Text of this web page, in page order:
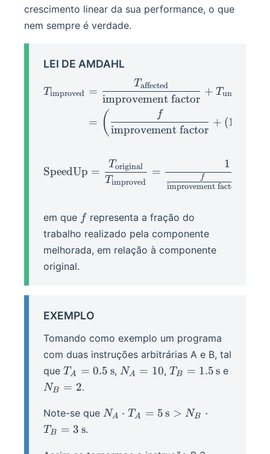
crescimento linear da sua performance, o que
nem sempre é verdade.
LEI DE AMDAHL
\begin{aligned}
Timproved =
improvement factor
Taffected + Tunaffected
= ( improvement factor
f
+ (1
\op{SpeedUp} =
SpeedUp =
Timproved
Toriginal =
improvement factor
f
1
em que ff representa a fração do
trabalho realizado pela componente
melhorada, em relação à componente
original.
EXEMPLO
Tomando como exemplo um programa
com duas instruções arbitrárias A e B, tal
que T_{A} =
0.5\op{s}
TA = 0.5 s, N_{A}
NA = 10, T_{B} =
TB = 1.5s e
N_{B}
NB = 2.
Note-se que N_A
NA ⋅ TA = 5s > NB ⋅
TB = 3 s.